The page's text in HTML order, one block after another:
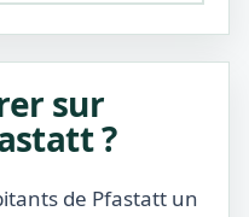
sur
?
de Pfastatt un